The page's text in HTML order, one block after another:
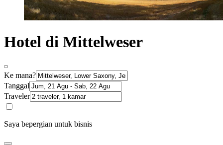
Hotel di Mittelweser
Ke mana?
Tanggal
Traveler
Saya bepergian untuk bisnis